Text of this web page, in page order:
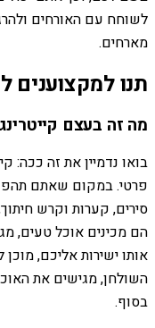
לשוחח עם האורחים
מארחים.
תנו
מה זה בעצם
בואו נדמיין את זה ככה:
פרטי. במקום שאתם
סירים, קערות וקרש
הם מכינים אוכל טעים,
אותו ישירות אליכם,
השולחן, מגישים את
בסוף.